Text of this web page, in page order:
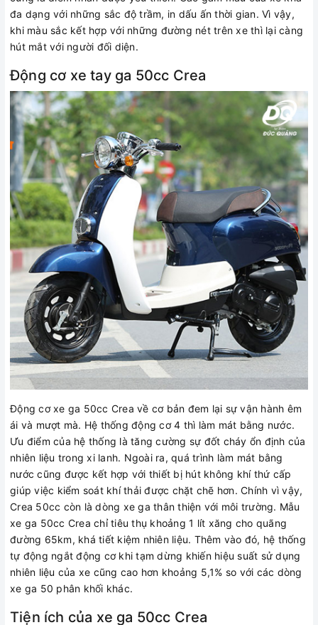
đa dạng với những sắc độ trầm, in dấu ấn thời gian. Vì vậy,
khi màu sắc kết hợp với những đường nét trên xe thì lại càng
hút mắt với người đối diện.
Động cơ xe tay ga 50cc Crea
Động cơ xe ga 50cc Crea về cơ bản đem lại sự vận hành êm
ái và mượt mà. Hệ thống động cơ 4 thì làm mát bằng nước.
Ưu điểm của hệ thống là tăng cường sự đốt cháy ổn định của
nhiên liệu trong xi lanh. Ngoài ra, quá trình làm mát bằng
nước cũng được kết hợp với thiết bị hút không khí thứ cấp
giúp việc kiểm soát khí thải được chặt chẽ hơn. Chính vì vậy,
Crea 50cc còn là dòng xe ga thân thiện với môi trường. Mẫu
xe ga 50cc Crea chỉ tiêu thụ khoảng 1 lít xăng cho quãng
đường 65km, khá tiết kiệm nhiên liệu. Thêm vào đó, hệ thống
tự động ngắt động cơ khi tạm dừng khiến hiệu suất sử dụng
nhiên liệu của xe cũng cao hơn khoảng 5,1% so với các dòng
xe ga 50 phân khối khác.
Tiện ích của xe ga 50cc Crea